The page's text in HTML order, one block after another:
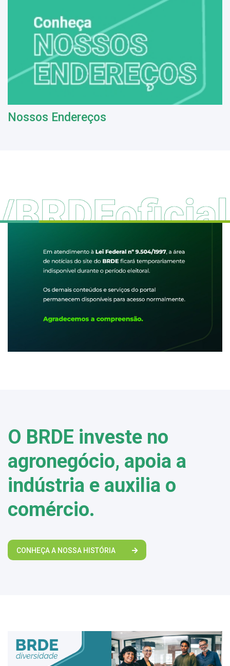
Nossos Endereços
O BRDE investe no
agronegócio, apoia a
indústria e auxilia o
comércio.
CONHEÇA A NOSSA HISTÓRIA